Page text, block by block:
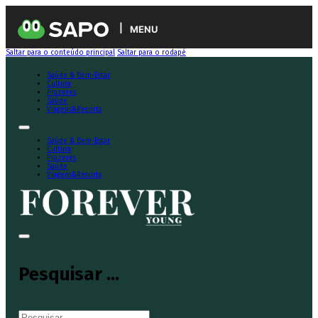
MENU
Saltar para o conteúdo principal Saltar para o rodapé
Saúde & Bem-Estar
Cultura
Prazeres
Saúde
Viagens&Resorts
Saúde & Bem-Estar
Cultura
Prazeres
Saúde
Viagens&Resorts
Pesquisar ...
Pesquisar